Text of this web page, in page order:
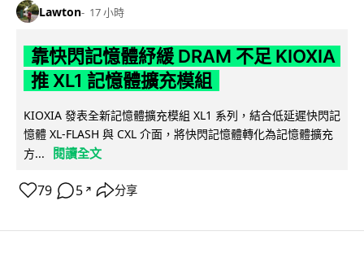
Lawton 17 小時
靠快閃記憶體紓緩 DRAM 不足 KIOXIA
推 XL1 記憶體擴充模組
KIOXIA 發表全新記憶體擴充模組 XL1 系列，結合低延遲快閃記
憶體 XL-FLASH 與 CXL 介面，將快閃記憶體轉化為記憶體擴充
方...
閱讀全文
79 5 ↗ 分享